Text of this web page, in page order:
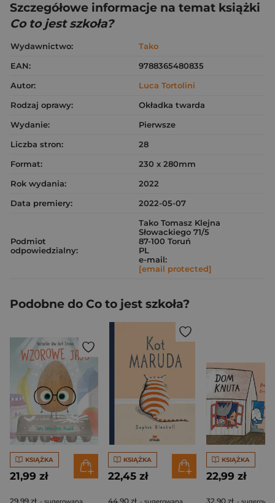
Szczegółowe informacje na temat książki
Co to jest szkoła?
Wydawnictwo:
Tako
EAN:
9788365480835
Autor:
Luca Tortolini
Rodzaj oprawy:
Okładka twarda
Wydanie:
Pierwsze
Liczba stron:
28
Format:
230 x 280mm
Rok wydania:
2022
Data premiery:
2022-05-07
Podmiot
odpowiedzialny:
Tako Tomasz Klejna
Słowackiego 71/5
87-100 Toruń
PL
e-mail:
[email protected]
Podobne do Co to jest szkoła?
KSIĄŻKA
21,99 zł
29,99 zł
KSIĄŻKA
22,45 zł
44,90 zł
KSIĄŻKA
22,99 zł
32,90 zł